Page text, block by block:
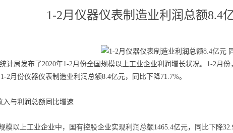
1-2月仪器仪表制造业利润总额8.4
计局发布了2020年1-2月份全国规模以上工业企业利润增长状况。1-2月
2月份仪器仪表制造业利润总额8.4亿元，同比下降71.7%。
入与利润总额同比增速
以上工业企业中，国有控股企业实现利润总额1465.4亿元，同比下降